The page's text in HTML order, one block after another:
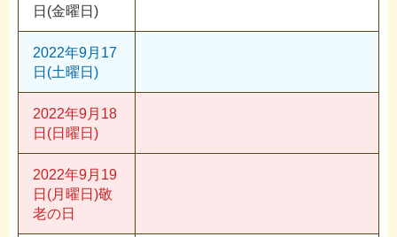
日(金曜日)
2022年9月17
日(土曜日)
2022年9月18
日(日曜日)
2022年9月19
日(月曜日)敬
老の日